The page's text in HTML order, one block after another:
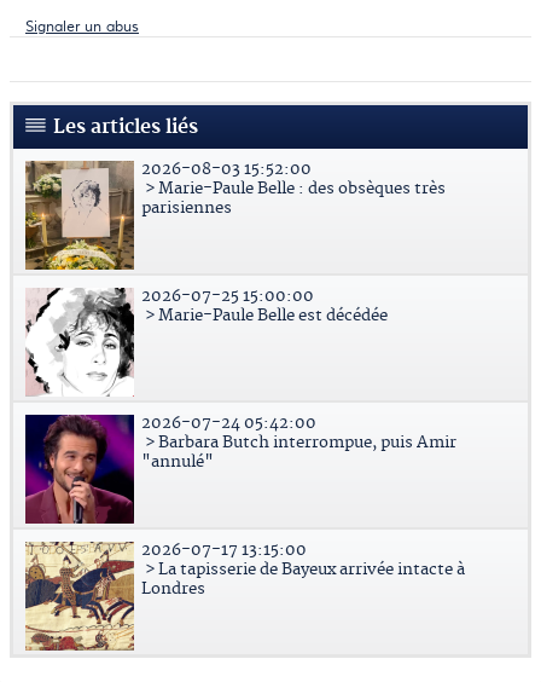
Signaler un abus
Les articles liés
2026-08-03 15:52:00
> Marie-Paule Belle : des obsèques très
parisiennes
2026-07-25 15:00:00
> Marie-Paule Belle est décédée
2026-07-24 05:42:00
> Barbara Butch interrompue, puis Amir
"annulé"
2026-07-17 13:15:00
> La tapisserie de Bayeux arrivée intacte à
Londres